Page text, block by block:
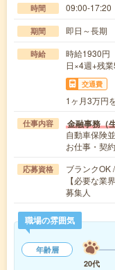
時間 09:00-17:20
期間 即日～長期
時給
時給1930円
日×4週+残
交通費
1ヶ月3万円
仕事内容 金融事務（
自動車保険
お仕事・契
応募資格
ブランクOK
【必要な
募集人
職場の雰囲気
年齢層
20代